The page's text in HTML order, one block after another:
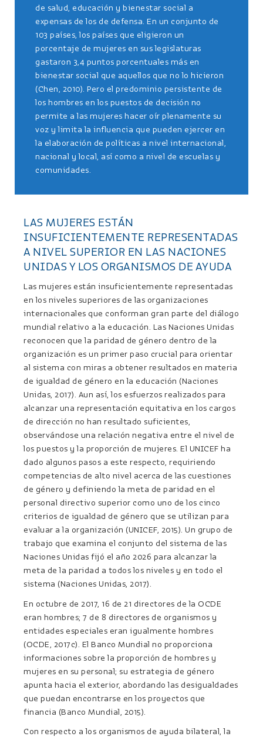
de salud, educación y bienestar social a
expensas de los de defensa. En un conjunto de
103 países, los países que eligieron un
porcentaje de mujeres en sus legislaturas
gastaron 3,4 puntos porcentuales más en
bienestar social que aquellos que no lo hicieron
(Chen, 2010). Pero el predominio persistente de
los hombres en los puestos de decisión no
permite a las mujeres hacer oír plenamente su
voz y limita la influencia que pueden ejercer en
la elaboración de políticas a nivel internacional,
nacional y local, así como a nivel de escuelas y
comunidades.
LAS MUJERES ESTÁN
INSUFICIENTEMENTE REPRESENTADAS
A NIVEL SUPERIOR EN LAS NACIONES
UNIDAS Y LOS ORGANISMOS DE AYUDA
Las mujeres están insuficientemente representadas
en los niveles superiores de las organizaciones
internacionales que conforman gran parte del diálogo
mundial relativo a la educación. Las Naciones Unidas
reconocen que la paridad de género dentro de la
organización es un primer paso crucial para orientar
al sistema con miras a obtener resultados en materia
de igualdad de género en la educación (Naciones
Unidas, 2017). Aun así, los esfuerzos realizados para
alcanzar una representación equitativa en los cargos
de dirección no han resultado suficientes,
observándose una relación negativa entre el nivel de
los puestos y la proporción de mujeres. El UNICEF ha
dado algunos pasos a este respecto, requiriendo
competencias de alto nivel acerca de las cuestiones
de género y definiendo la meta de paridad en el
personal directivo superior como uno de los cinco
criterios de igualdad de género que se utilizan para
evaluar a la organización (UNICEF, 2015). Un grupo de
trabajo que examina el conjunto del sistema de las
Naciones Unidas fijó el año 2026 para alcanzar la
meta de la paridad a todos los niveles y en todo el
sistema (Naciones Unidas, 2017).
En octubre de 2017, 16 de 21 directores de la OCDE
eran hombres; 7 de 8 directores de organismos y
entidades especiales eran igualmente hombres
(OCDE, 2017c). El Banco Mundial no proporciona
informaciones sobre la proporción de hombres y
mujeres en su personal; su estrategia de género
apunta hacia el exterior, abordando las desigualdades
que puedan encontrarse en los proyectos que
financia (Banco Mundial, 2015).
Con respecto a los organismos de ayuda bilateral, la